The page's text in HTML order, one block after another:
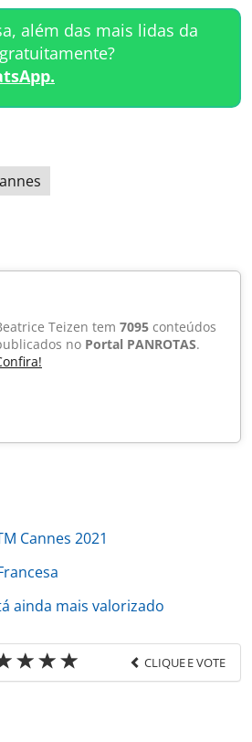
além das mais lidas da
Teizen tem 7095 conteúdos
no Portal PANROTAS.
Cannes 2021
ainda mais valorizado
CLIQUE E VOTE